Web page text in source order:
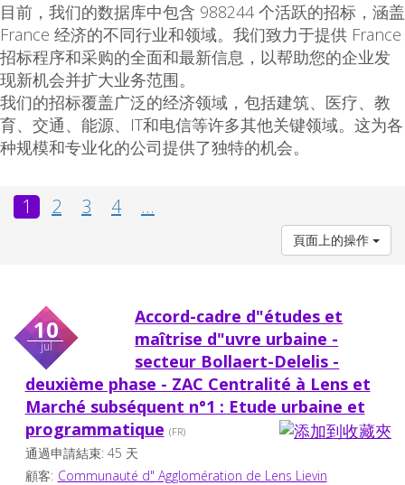
目前，我们的数据库中包含 988244 个活跃的招标，涵盖
France 经济的不同行业和领域。我们致力于提供 France
招标程序和采购的全面和最新信息，以帮助您的企业发
现新机会并扩大业务范围。
我们的招标覆盖广泛的经济领域，包括建筑、医疗、教
育、交通、能源、IT和电信等许多其他关键领域。这为各
种规模和专业化的公司提供了独特的机会。
1 2 3 4 ...
頁面上的操作
10
jul
Accord-cadre d"études et
maîtrise d"uvre urbaine -
secteur Bollaert-Delelis -
deuxième phase - ZAC Centralité à Lens et
Marché subséquent n°1 : Etude urbaine et
programmatique (FR)
通過申請結束: 45 天
顧客: Communauté d" Agglomération de Lens Lievin